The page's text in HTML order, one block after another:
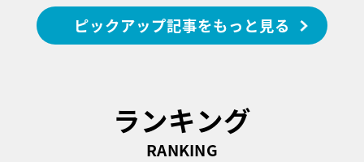
ピックアップ記事をもっと見る
ランキング
RANKING